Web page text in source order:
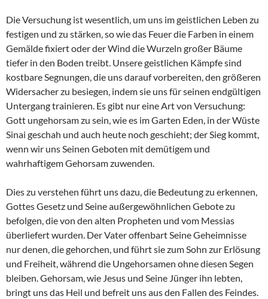
Die Versuchung ist wesentlich, um uns im geistlichen Leben zu
festigen und zu stärken, so wie das Feuer die Farben in einem
Gemälde fixiert oder der Wind die Wurzeln großer Bäume
tiefer in den Boden treibt. Unsere geistlichen Kämpfe sind
kostbare Segnungen, die uns darauf vorbereiten, den größeren
Widersacher zu besiegen, indem sie uns für seinen endgültigen
Untergang trainieren. Es gibt nur eine Art von Versuchung:
Gott ungehorsam zu sein, wie es im Garten Eden, in der Wüste
Sinai geschah und auch heute noch geschieht; der Sieg kommt,
wenn wir uns Seinen Geboten mit demütigem und
wahrhaftigem Gehorsam zuwenden.
Dies zu verstehen führt uns dazu, die Bedeutung zu erkennen,
Gottes Gesetz und Seine außergewöhnlichen Gebote zu
befolgen, die von den alten Propheten und vom Messias
überliefert wurden. Der Vater offenbart Seine Geheimnisse
nur denen, die gehorchen, und führt sie zum Sohn zur Erlösung
und Freiheit, während die Ungehorsamen ohne diesen Segen
bleiben. Gehorsam, wie Jesus und Seine Jünger ihn lebten,
bringt uns das Heil und befreit uns aus den Fallen des Feindes.